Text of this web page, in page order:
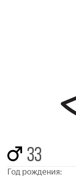
33
Год рождения: